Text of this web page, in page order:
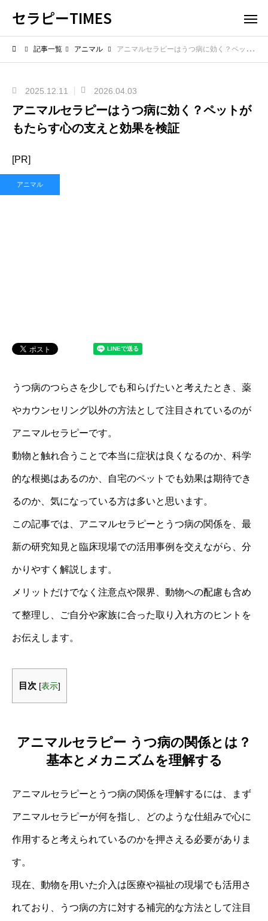
セラピーTIMES
記事一覧 アニマル アニマルセラピーはうつ病に効く？ペットがもたらす心の支えと効果を検証
2025.12.11 2026.04.03
アニマルセラピーはうつ病に効く？ペットが
もたらす心の支えと効果を検証
[PR]
アニマル
うつ病のつらさを少しでも和らげたいと考えたとき、薬
やカウンセリング以外の方法として注目されているのが
アニマルセラピーです。
動物と触れ合うことで本当に症状は良くなるのか、科学
的な根拠はあるのか、自宅のペットでも効果は期待でき
るのか、気になっている方は多いと思います。
この記事では、アニマルセラピーとうつ病の関係を、最
新の研究知見と臨床現場での活用事例を交えながら、分
かりやすく解説します。
メリットだけでなく注意点や限界、動物への配慮も含め
て整理し、ご自分や家族に合った取り入れ方のヒントを
お伝えします。
目次 [表示]
アニマルセラピー うつ病の関係とは？
基本とメカニズムを理解する
アニマルセラピーとうつ病の関係を理解するには、まず
アニマルセラピーが何を指し、どのような仕組みで心に
作用すると考えられているのかを押さえる必要がありま
す。
現在、動物を用いた介入は医療や福祉の現場でも活用さ
れており、うつ病の方に対する補完的な方法として注目